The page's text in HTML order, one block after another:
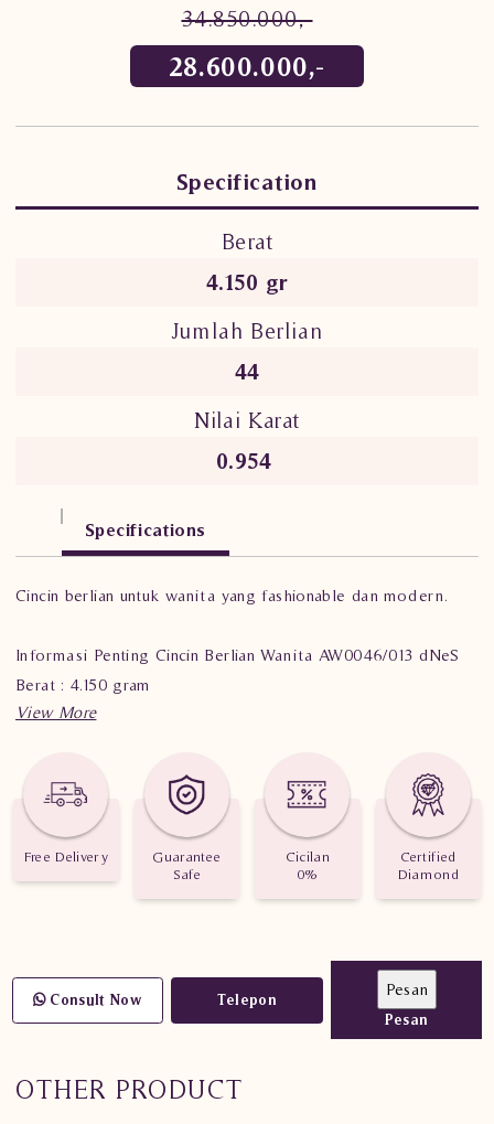
34.850.000,-
28.600.000,-
Specification
Berat
4.150 gr
Jumlah Berlian
44
Nilai Karat
0.954
Specifications
Cincin berlian untuk wanita yang fashionable dan modern.
Informasi Penting Cincin Berlian Wanita AW0046/013 dNeS
Berat : 4.150 gram
Jumlah Berlian : 44 buah
Free Delivery
Guarantee
Safe
Cicilan
0%
Certified
Diamond
Consult Now
Telepon
Pesan
OTHER PRODUCT